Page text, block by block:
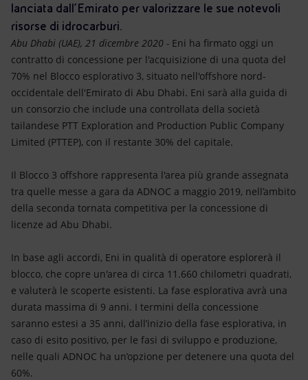
lanciata dall’Emirato per valorizzare le sue notevoli
risorse di idrocarburi.
Abu Dhabi (UAE), 21 dicembre 2020 - Eni ha firmato oggi un
contratto di concessione per l'acquisizione di una quota del
70% nel Blocco esplorativo 3, situato nell'offshore nord-
occidentale dell'Emirato di Abu Dhabi. Eni sarà alla guida di
un consorzio che include una controllata della società
tailandese PTT Exploration and Production Public Company
Limited (PTTEP), con il restante 30% del capitale.
Il Blocco 3 offshore rappresenta l'area più grande assegnata
tra quelle messe a gara da ADNOC a maggio 2019, nell’ambito
della seconda tornata competitiva per la concessione di
licenze ad Abu Dhabi.
In base agli accordi, Eni in qualità di operatore esplorerà il
blocco, che copre un'area di circa 11.660 chilometri quadrati,
e valuterà le scoperte esistenti. La fase esplorativa avrà una
durata massima di 9 anni. I termini della concessione
saranno estesi a 35 anni, dall’inizio della fase esplorativa, in
caso di esito positivo, per le fasi di sviluppo e produzione,
nelle quali ADNOC ha un’opzione per detenere una quota del
60%.